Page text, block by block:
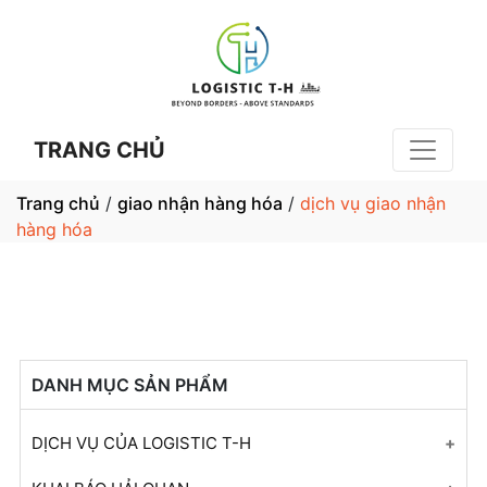
TRANG CHỦ
Trang chủ / giao nhận hàng hóa / dịch vụ giao nhận
hàng hóa
DANH MỤC SẢN PHẨM
DỊCH VỤ CỦA LOGISTIC T-H
Tư Vấn Khai Báo Hải Quan Cho Tất Cả Mặt Hàng